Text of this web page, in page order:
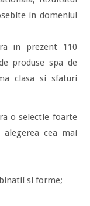
in domeniul
in prezent 110
produse spa de
clasa si sfaturi
o selectie foarte
cea mai
si forme;